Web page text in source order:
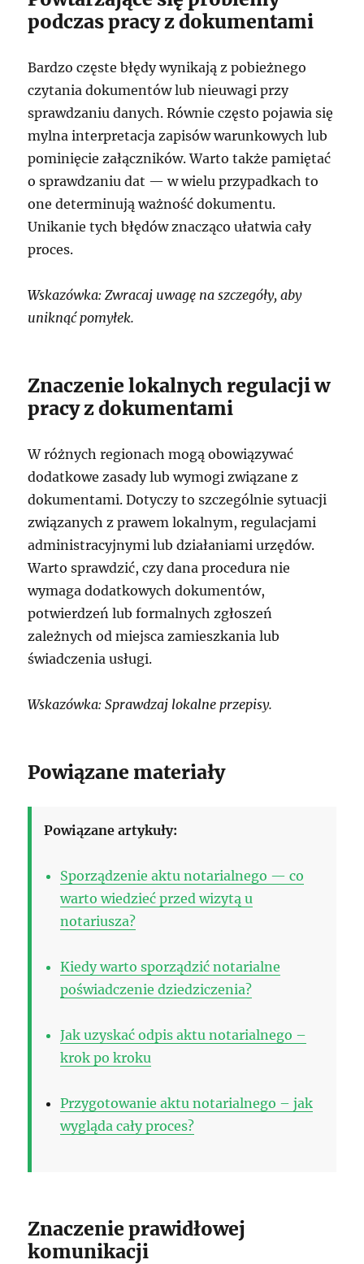
podczas pracy z dokumentami
Bardzo częste błędy wynikają z pobieżnego
czytania dokumentów lub nieuwagi przy
sprawdzaniu danych. Równie często pojawia się
mylna interpretacja zapisów warunkowych lub
pominięcie załączników. Warto także pamiętać
o sprawdzaniu dat — w wielu przypadkach to
one determinują ważność dokumentu.
Unikanie tych błędów znacząco ułatwia cały
proces.
Wskazówka: Zwracaj uwagę na szczegóły, aby
uniknąć pomyłek.
Znaczenie lokalnych regulacji w
pracy z dokumentami
W różnych regionach mogą obowiązywać
dodatkowe zasady lub wymogi związane z
dokumentami. Dotyczy to szczególnie sytuacji
związanych z prawem lokalnym, regulacjami
administracyjnymi lub działaniami urzędów.
Warto sprawdzić, czy dana procedura nie
wymaga dodatkowych dokumentów,
potwierdzeń lub formalnych zgłoszeń
zależnych od miejsca zamieszkania lub
świadczenia usługi.
Wskazówka: Sprawdzaj lokalne przepisy.
Powiązane materiały
Powiązane artykuły:
Sporządzenie aktu notarialnego — co
warto wiedzieć przed wizytą u
notariusza?
Kiedy warto sporządzić notarialne
poświadczenie dziedziczenia?
Jak uzyskać odpis aktu notarialnego –
krok po kroku
Przygotowanie aktu notarialnego – jak
wygląda cały proces?
Znaczenie prawidłowej
komunikacji